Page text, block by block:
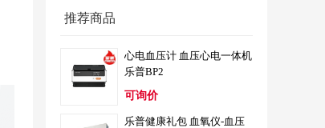
推荐商品
心电血压计 血压心电一体机
乐普BP2
可询价
乐普健康礼包 血氧仪-血压